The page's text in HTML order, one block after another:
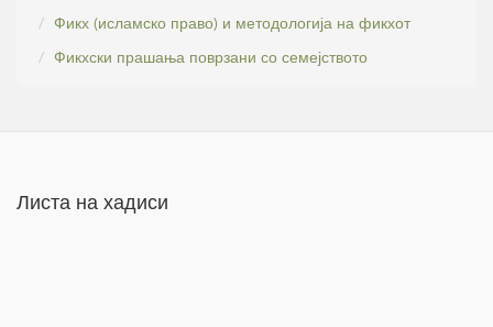
Фикх (исламско право) и методологија на фикхот
Фикхски прашања поврзани со семејството
Листа на хадиси